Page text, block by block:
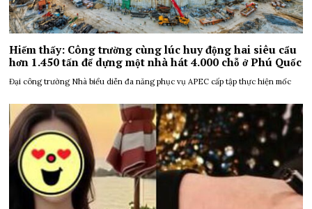
Hiếm thấy: Công trường cùng lúc huy động hai siêu cẩu
hơn 1.450 tấn để dựng một nhà hát 4.000 chỗ ở Phú Quốc
Đại công trường Nhà biểu diễn đa năng phục vụ APEC cấp tập thực hiện mốc